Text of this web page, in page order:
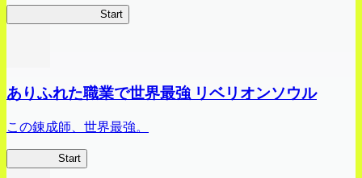
Start
ありふれた職業で世界最強 リベリオンソウル
この錬成師、世界最強。
Start